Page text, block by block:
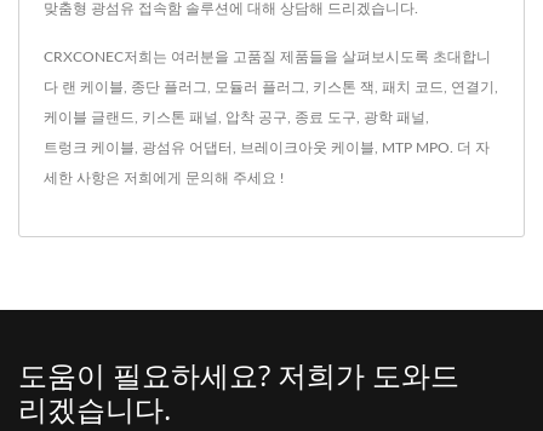
맞춤형 광섬유 접속함 솔루션에 대해 상담해 드리겠습니다.
CRXCONEC저희는 여러분을 고품질 제품들을 살펴보시도록 초대합니
다 랜 케이블 종단 플러그 모듈러 플러그 키스톤 잭 패치 코드 연결기
케이블 글랜드 키스톤 패널 압착 공구 종료 도구 광학 패널
트렁크 케이블 광섬유 어댑터 브레이크아웃 케이블 MTP MPO . 더 자
세한 사항은 저희에게 문의해 주세요 !
도움이 필요하세요? 저희가 도와드
리겠습니다.